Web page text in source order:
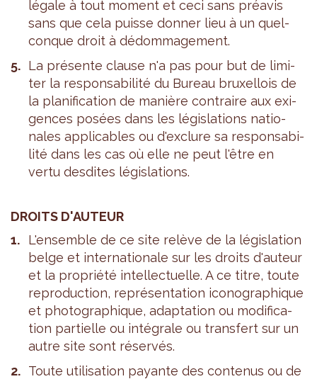
légale à tout moment et ceci sans pré­avis
sans que cela puisse don­ner lieu à un quel­
conque droit à dédom­ma­ge­ment.
La pré­sente clause n'a pas pour but de limi­
ter la res­pon­sa­bi­lité du Bureau bruxel­lois de
la pla­ni­fi­ca­tion de manière contraire aux exi­
gences posées dans les légis­la­tions natio­
nales appli­cables ou d'ex­clure sa res­pon­sa­bi­
lité dans les cas où elle ne peut l'être en
vertu des­dites légis­la­tions.
DROITS D'AU­TEUR
L'en­semble de ce site relève de la légis­la­tion
belge et inter­na­tio­nale sur les droits d'au­teur
et la pro­priété intel­lec­tuelle. A ce titre, toute
repro­duc­tion, repré­sen­ta­tion ico­no­gra­phique
et pho­to­gra­phique, adap­ta­tion ou modi­fi­ca­
tion par­tielle ou inté­grale ou trans­fert sur un
autre site sont réser­vés.
Toute uti­li­sa­tion payante des conte­nus ou de